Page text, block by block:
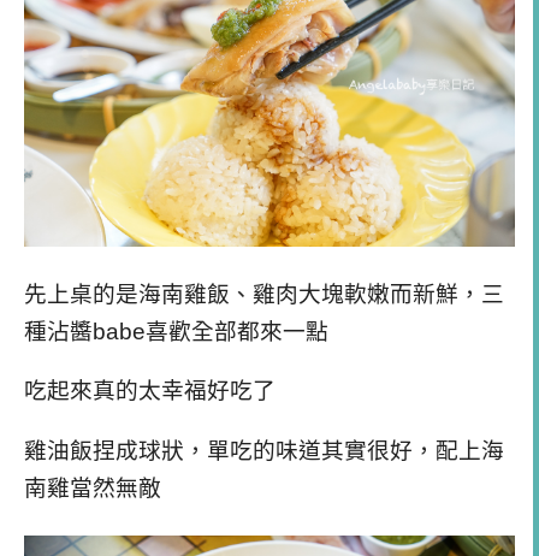
先上桌的是海南雞飯、雞肉大塊軟嫩而新鮮，三
種沾醬babe喜歡全部都來一點
吃起來真的太幸福好吃了
雞油飯捏成球狀，單吃的味道其實很好，配上海
南雞當然無敵